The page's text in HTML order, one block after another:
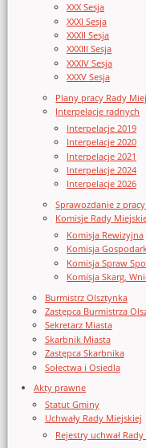
XXX Sesja
XXXI Sesja
XXXII Sesja
XXXIII Sesja
XXXIV Sesja
XXXV Sesja
Plany pracy Rady
Interpelacje radnych
Interpelacje 2019
Interpelacje 2020
Interpelacje 2021
Interpelacje 2024
Interpelacje 2026
Sprawozdanie z
Komisje Rady
Komisja Rewizyjna
Komisja
Komisja Spraw
Komisja Skarg,
Burmistrz Olsztynka
Zastępca Burmistrza
Sekretarz Miasta
Skarbnik Miasta
Zastępca Skarbnika
Sołectwa i Osiedla
Akty prawne
Statut Gminy
Uchwały Rady Miejskiej
Rejestry uchwał